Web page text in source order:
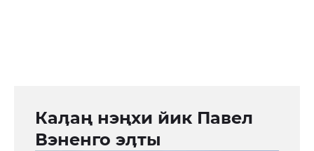
Каӆаң нэңхи йик Павел
Вэненго эӆты